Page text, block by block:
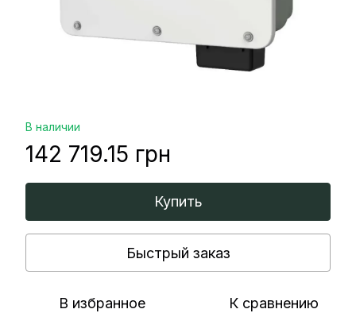
В наличии
142 719.15 грн
Купить
Быстрый заказ
В избранное К сравнению